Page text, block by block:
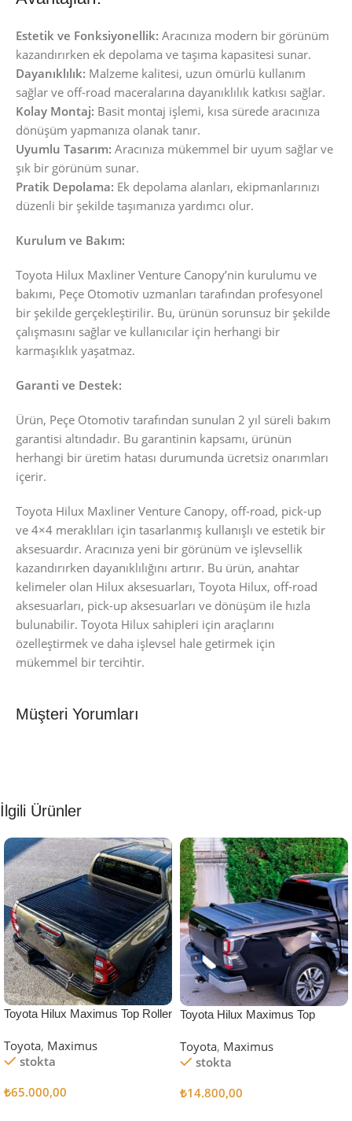
Estetik ve Fonksiyonellik: Aracınıza modern bir görünüm
kazandırırken ek depolama ve taşıma kapasitesi sunar.
Dayanıklılık: Malzeme kalitesi, uzun ömürlü kullanım
sağlar ve off-road maceralarına dayanıklılık katkısı sağlar.
Kolay Montaj: Basit montaj işlemi, kısa sürede aracınıza
dönüşüm yapmanıza olanak tanır.
Uyumlu Tasarım: Aracınıza mükemmel bir uyum sağlar ve
şık bir görünüm sunar.
Pratik Depolama: Ek depolama alanları, ekipmanlarınızı
düzenli bir şekilde taşımanıza yardımcı olur.
Kurulum ve Bakım:
Toyota Hilux Maxliner Venture Canopy’nin kurulumu ve
bakımı, Peçe Otomotiv uzmanları tarafından profesyonel
bir şekilde gerçekleştirilir. Bu, ürünün sorunsuz bir şekilde
çalışmasını sağlar ve kullanıcılar için herhangi bir
karmaşıklık yaşatmaz.
Garanti ve Destek:
Ürün, Peçe Otomotiv tarafından sunulan 2 yıl süreli bakım
garantisi altındadır. Bu garantinin kapsamı, ürünün
herhangi bir üretim hatası durumunda ücretsiz onarımları
içerir.
Toyota Hilux Maxliner Venture Canopy, off-road, pick-up
ve 4×4 meraklıları için tasarlanmış kullanışlı ve estetik bir
aksesuardır. Aracınıza yeni bir görünüm ve işlevsellik
kazandırırken dayanıklılığını artırır. Bu ürün, anahtar
kelimeler olan Hilux aksesuarları, Toyota Hilux, off-road
aksesuarları, pick-up aksesuarları ve dönüşüm ile hızla
bulunabilir. Toyota Hilux sahipleri için araçlarını
özelleştirmek ve daha işlevsel hale getirmek için
mükemmel bir tercihtir.
Müşteri Yorumları
İlgili Ürünler
Toyota Hilux Maximus Top Roller
Toyota, Maximus
stokta
₺65.000,00
Toyota Hilux Maximus Top
Toyota, Maximus
stokta
₺14.800,00